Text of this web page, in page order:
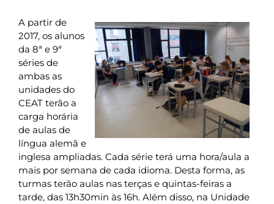
A partir de
2017, os alunos
da 8ª e 9ª
séries de
ambas as
unidades do
CEAT terão a
carga horária
de aulas de
língua alemã e
inglesa ampliadas. Cada série terá uma hora/aula a
mais por semana de cada idioma. Desta forma, as
turmas terão aulas nas terças e quintas-feiras a
tarde, das 13h30min às 16h. Além disso, na Unidade